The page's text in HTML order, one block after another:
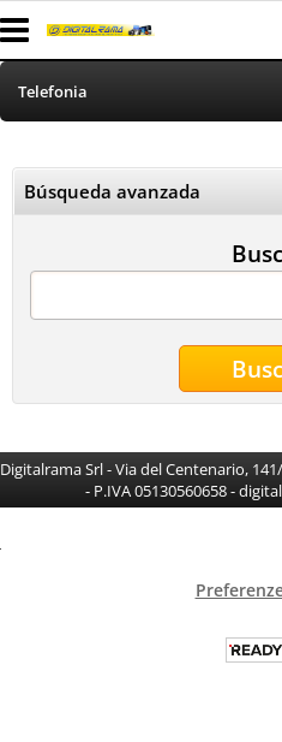
Informatica
Telefonia
Stampa
Alimentazione
Búsqueda avanzada
Digitalrama Srl - Via del Centenario,
- P.IVA 05130560658 -